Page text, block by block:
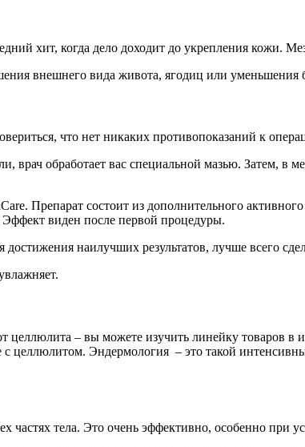
хит, когда дело доходит до укрепления кожи.
внешнего вида живота, ягодиц или уменьшения
что нет никаких противопоказаний к
врач обработает вас специальной мазью. Затем, в
Препарат состоит из дополнительного
Эффект виден после первой процедуры.
наилучших результатов, лучше всего
– вы можете изучить линейку товаров в
целлюлитом. Эндермология – это такой
частях тела. Это очень эффективно, особенно при